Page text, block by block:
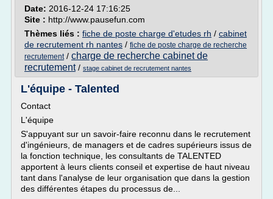
Date: 2016-12-24 17:16:25
Site : http://www.pausefun.com
Thèmes liés : fiche de poste charge d'etudes rh / cabinet
de recrutement rh nantes / fiche de poste charge de recherche
recrutement/ charge de recherche cabinet de
recrutement/ stage cabinet de recrutement nantes
L'équipe - Talented
Contact
L'équipe
S'appuyant sur un savoir-faire reconnu dans le recrutement
d'ingénieurs, de managers et de cadres supérieurs issus de
la fonction technique, les consultants de TALENTED
apportent à leurs clients conseil et expertise de haut niveau
tant dans l'analyse de leur organisation que dans la gestion
des différentes étapes du processus de...